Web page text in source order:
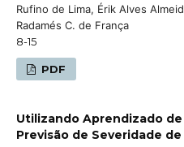
Rufino de Lima, Érik Alves
Radamés C. de França
8-15
PDF
Utilizando Aprendizado
Previsão de Severidade